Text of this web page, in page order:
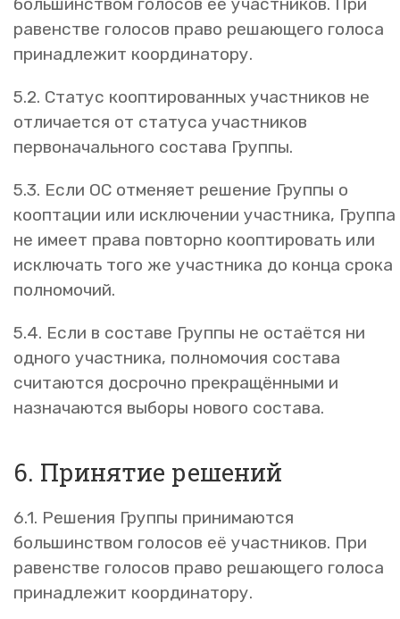
равенстве голосов право решающего голоса
принадлежит координатору.
5.2. Статус кооптированных участников не
отличается от статуса участников
первоначального состава Группы.
5.3. Если ОС отменяет решение Группы о
кооптации или исключении участника, Группа
не имеет права повторно кооптировать или
исключать того же участника до конца срока
полномочий.
5.4. Если в составе Группы не остаётся ни
одного участника, полномочия состава
считаются досрочно прекращёнными и
назначаются выборы нового состава.
6. Принятие решений
6.1. Решения Группы принимаются
большинством голосов её участников. При
равенстве голосов право решающего голоса
принадлежит координатору.